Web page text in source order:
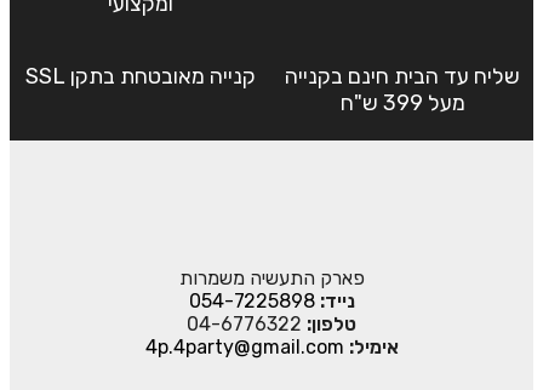
שליח עד הבית חינם בקנייה
מעל 399 ש"ח
קנייה מאובטחת בתקן SSL
פארק התעשיה משמרות
נייד:054-7225898
טלפון: 04-6776322
אימיל: 4p.4party@gmail.com